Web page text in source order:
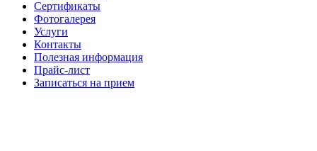
Сертификаты
Фотогалерея
Услуги
Контакты
Полезная информация
Прайс-лист
Записаться на прием